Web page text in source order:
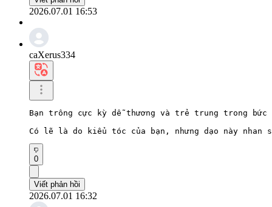
2026.07.01 16:53
caXerus334
Bạn trông cực kỳ dễ thương và trẻ trung trong bức
Có lẽ là do kiểu tóc của bạn, nhưng dạo này
0
Viết phản hồi
2026.07.01 16:32